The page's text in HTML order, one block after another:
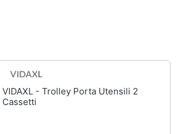
VIDAXL - Trolley Porta Utensili 2
Cassetti